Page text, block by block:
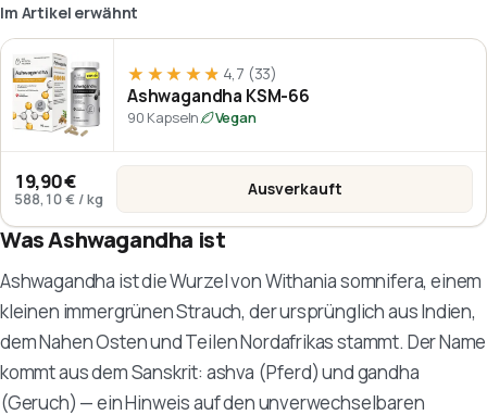
Im Artikel erwähnt
★★★★★
★★★★★ 4,7 (33)
Ashwagandha KSM-66
90 Kapseln Vegan
19,90 €
588,10 € /kg Ausverkauft
:Ashwagandha KSM-66
Was Ashwagandha ist
Ashwagandha ist die Wurzel vonWithania somnifera, einem
kleinen immergrünen Strauch, der ursprünglich aus Indien,
dem Nahen Osten und Teilen Nordafrikas stammt. Der Name
kommt aus dem Sanskrit: ashva (Pferd) undgandha
(Geruch) — ein Hinweis auf den unverwechselbaren